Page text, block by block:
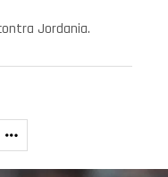
Jordania.